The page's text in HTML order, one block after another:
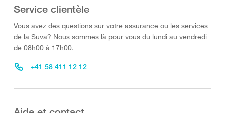
Service clientèle
Vous avez des questions sur votre assurance ou les services
de la Suva? Nous sommes là pour vous du lundi au vendredi
de 08h00 à 17h00.
+41 58 411 12 12